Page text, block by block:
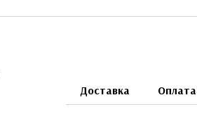
Доставка Оплата